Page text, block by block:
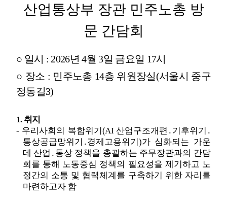
산업통상부 장관 민주노총 방
문 간담회
○ 일시 : 2026년4월 3일 금요일 17시
○ 장소 : 민주노총 14층 위원장실(서울시 중구
정동길3)
1. 취지
- 우리사회의 복합위기(AI산업구조개편 ․ 기후위기 ․
통상공급망위기 ․경제고용위기)가 심화되는 가운
데 산업 ․ 통상 정책을 총괄하는 주무장관과의 간담
회를 통해 노동중심 정책의 필요성을 제기하고 노
정간의 소통 및 협력체계를 구축하기 위한 자리를
마련하고자 함